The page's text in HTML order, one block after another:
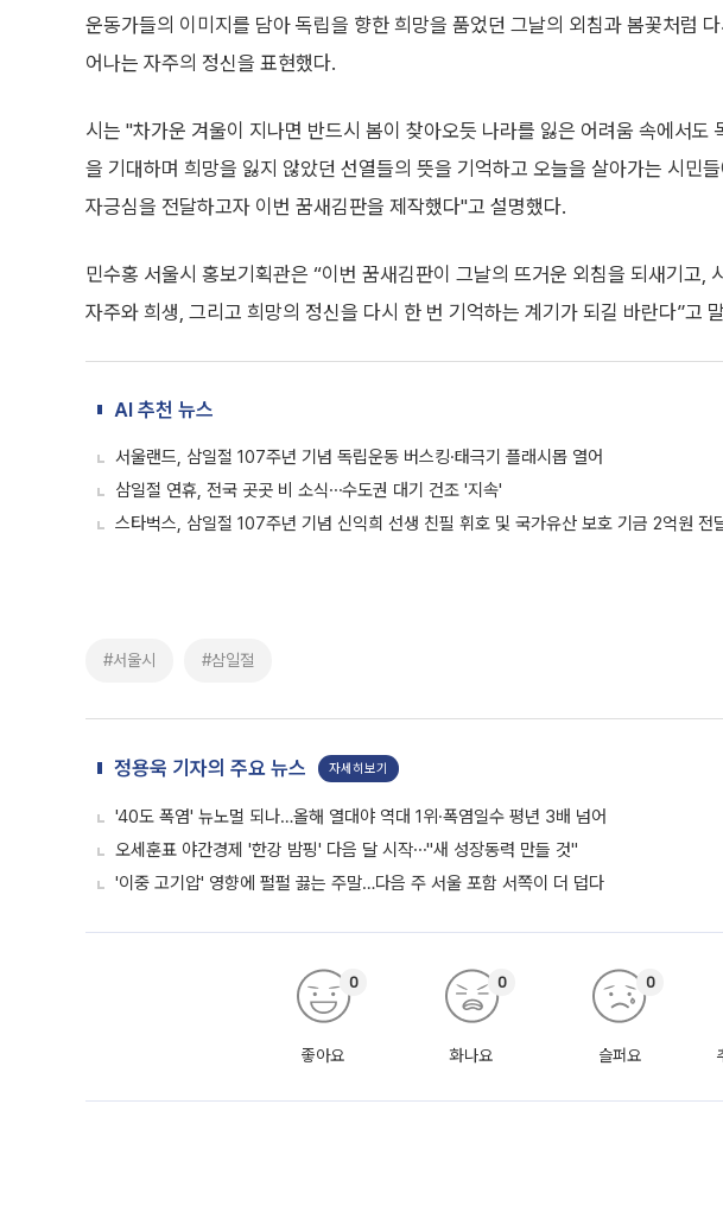
운동가들의 이미지를 담아 독립을 향한 희망을 품었던 그날의 외침과 봄꽃처럼 다
어나는 자주의 정신을 표현했다.
시는 "차가운 겨울이 지나면 반드시 봄이 찾아오듯 나라를 잃은 어려움 속에서도
을 기대하며 희망을 잃지 않았던 선열들의 뜻을 기억하고 오늘을 살아가는 시민들
자긍심을 전달하고자 이번 꿈새김판을 제작했다"고 설명했다.
민수홍 서울시 홍보기획관은 “이번 꿈새김판이 그날의 뜨거운 외침을 되새기고,
자주와 희생, 그리고 희망의 정신을 다시 한 번 기억하는 계기가 되길 바란다”고
AI 추천 뉴스
서울랜드, 삼일절 107주년 기념 독립운동 버스킹·태극기 플래시몹 열어
삼일절 연휴, 전국 곳곳 비 소식⋯수도권 대기 건조 '지속'
스타벅스, 삼일절 107주년 기념 신익희 선생 친필 휘호 및 국가유산 보호 기금 2억원 전
#서울시 #삼일절
정용욱 기자의 주요 뉴스 자세히보기
'40도 폭염' 뉴노멀 되나…올해 열대야 역대 1위·폭염일수 평년 3배 넘어
오세훈표 야간경제 '한강 밤핑' 다음 달 시작⋯"새 성장동력 만들 것"
'이중 고기압' 영향에 펄펄 끓는 주말…다음 주 서울 포함 서쪽이 더 덥다
좋아요
0
화나요
0
슬퍼요
0